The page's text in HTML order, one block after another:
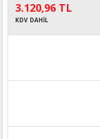
3.120,96 TL
KDV DAHİL